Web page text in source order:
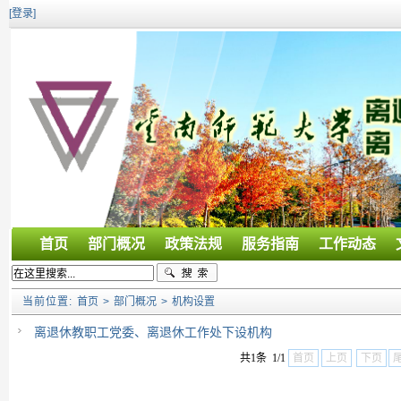
[登录]
首页 部门概况 政策法规 服务指南 工作动态
当前位置: 首页 > 部门概况 > 机构设置
离退休教职工党委、离退休工作处下设机构
共1条 1/1 首页 上页 下页